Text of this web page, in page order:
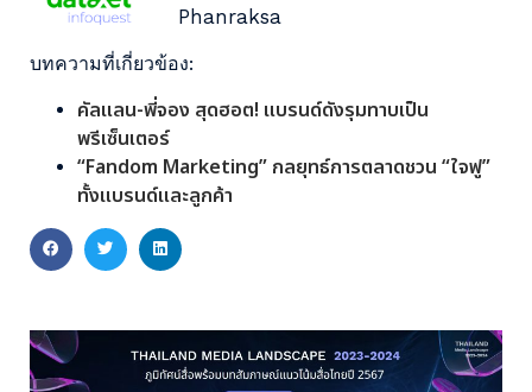
Phanraksa
บทความที่เกี่ยวข้อง:
คัลแลน-พี่จอง สุดฮอต! แบรนด์ดังรุมทาบเป็น
พรีเซ็นเตอร์
“Fandom Marketing” กลยุทธ์การตลาดชวน “ใจฟู”
ทั้งแบรนด์และลูกค้า